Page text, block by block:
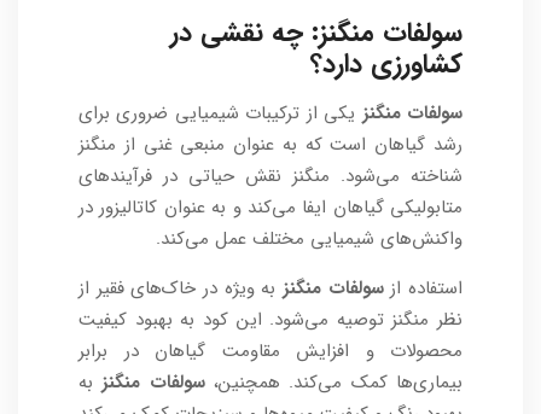
سولفات منگنز: چه نقشی در
کشاورزی دارد؟
سولفات منگنز یکی از ترکیبات شیمیایی ضروری برای
رشد گیاهان است که به عنوان منبعی غنی از منگنز
شناخته می‌شود. منگنز نقش حیاتی در فرآیندهای
متابولیکی گیاهان ایفا می‌کند و به عنوان کاتالیزور در
واکنش‌های شیمیایی مختلف عمل می‌کند.
استفاده ازسولفات منگنز به ویژه در خاک‌های فقیر از
نظر منگنز توصیه می‌شود. این کود به بهبود کیفیت
محصولات و افزایش مقاومت گیاهان در برابر
بیماری‌ها کمک می‌کند. همچنین،سولفات منگنزبه